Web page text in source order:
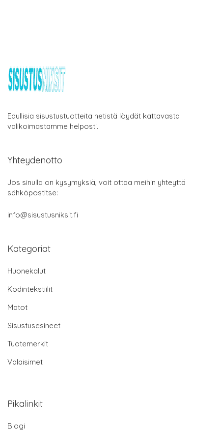
Edullisia sisustustuotteita netistä löydät kattavasta
valikoimastamme helposti.
Yhteydenotto
Jos sinulla on kysymyksiä, voit ottaa meihin yhteyttä
sähköpostitse:
info@sisustusniksit.fi
Kategoriat
Huonekalut
Kodintekstiilit
Matot
Sisustusesineet
Tuotemerkit
Valaisimet
Pikalinkit
Blogi